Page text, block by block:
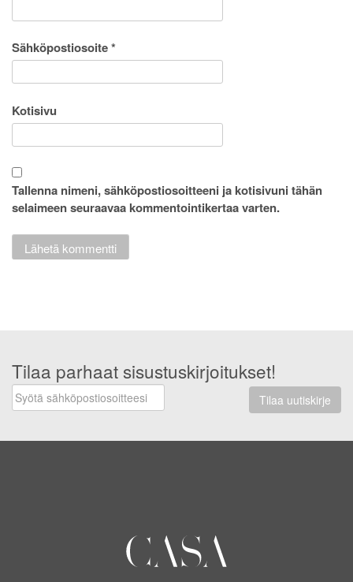
Sähköpostiosoite*
Kotisivu
Tallenna nimeni, sähköpostiosoitteeni ja kotisivuni tähän
selaimeen seuraavaa kommentointikertaa varten.
Tilaa parhaat sisustuskirjoitukset!
Tilaa uutiskirje